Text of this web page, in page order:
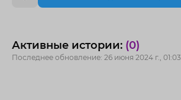
Активные истории: (0)
Последнее обновление: 26 июня 2024 г., 01:03